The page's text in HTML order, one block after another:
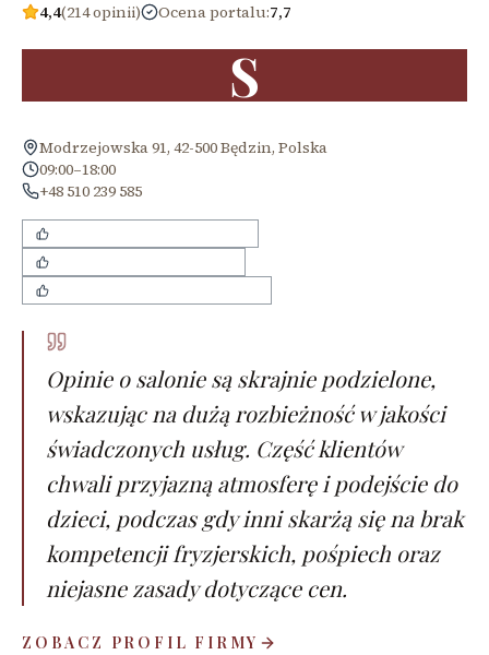
4,4(214 opinii) Ocena portalu:7,7
S
Modrzejowska 91, 42-500 Będzin, Polska
09:00–18:00
+48 510 239 585
Opinie o salonie są skrajnie podzielone,
wskazując na dużą rozbieżność w jakości
świadczonych usług. Część klientów
chwali przyjazną atmosferę i podejście do
dzieci, podczas gdy inni skarżą się na brak
kompetencji fryzjerskich, pośpiech oraz
niejasne zasady dotyczące cen.
ZOBACZ PROFIL FIRMY